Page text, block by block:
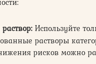
Используйте
растворы
рисков можно